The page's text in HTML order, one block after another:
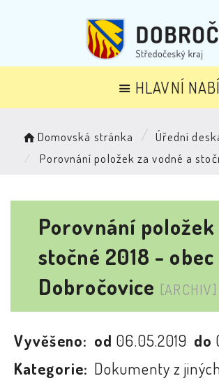
HLAVNÍ
Domovská stránka
Úřední
Porovnání položek za vodné a
Porovnání
stočné 2018 - obec
Dobročovice [ARCHIV]
Vyvěšeno: od 06.05.2019 do
Kategorie: Dokumenty z